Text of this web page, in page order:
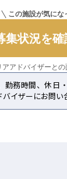
この施設が気にな
集状況を確
アアドバイザーとの
勤務時間、休日
イザーにお問い